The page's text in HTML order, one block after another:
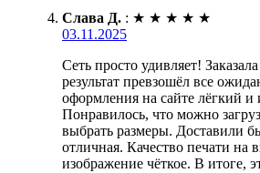
Слава Д. : ★ ★ ★ ★ ★
03.11.2025
Сеть просто удивляет!
результат превзошёл все
оформления на сайте лёгкий
Понравилось, что можно
выбрать размеры. Доставили
отличная. Качество печати на
изображение чёткое. В итоге,